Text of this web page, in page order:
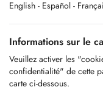
English - Español -
Informations sur le
Veuillez activer les
confidentialité" de cette
carte ci-dessous.